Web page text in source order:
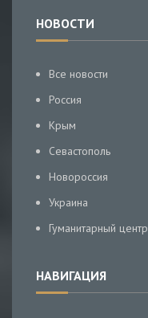
НОВОСТИ
Все новости
Россия
Крым
Севастополь
Новороссия
Украина
Гуманитарный центр
НАВИГАЦИЯ